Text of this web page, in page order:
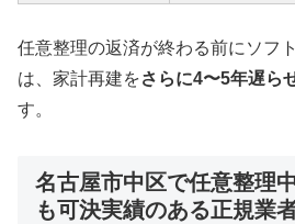
任意整理の返済が終わる前にソフ
は、家計再建をさらに4〜5年遅ら
す。
名古屋市中区で任意整理
も可決実績のある正規業